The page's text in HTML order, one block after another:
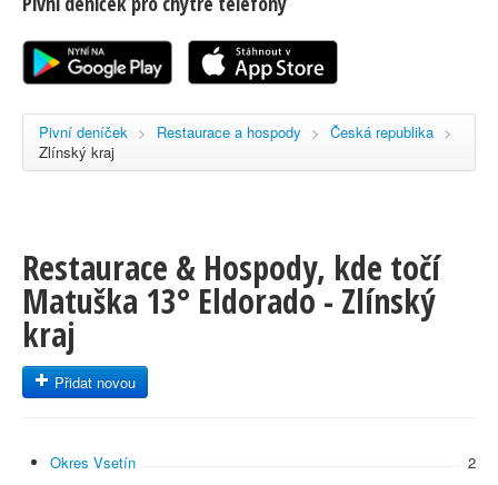
Registrace
Pivní deníček > Restaurace a hospody > Česká republika >
Zlínský kraj
Restaurace & Hospody, kde točí
Matuška 13° Eldorado - Zlínský
kraj
Přidat novou
Okres Vsetín 2